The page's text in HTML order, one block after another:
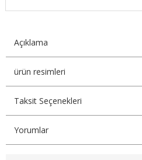
Açıklama
ürün resimleri
Taksit Seçenekleri
Yorumlar